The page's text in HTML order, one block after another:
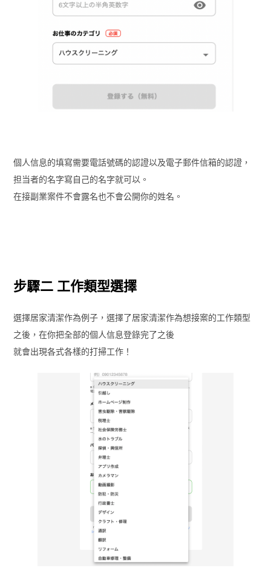
個人信息的填寫需要電話號碼的認證以及電子郵件信箱的認證，
担当者的名字寫自己的名字就可以。
在接副業案件不會露名也不會公開你的姓名。
步驟二 工作類型選擇
選擇居家清潔作為例子，選擇了居家清潔作為想接案的工作類型
之後，在你把全部的個人信息登錄完了之後
就會出現各式各樣的打掃工作！